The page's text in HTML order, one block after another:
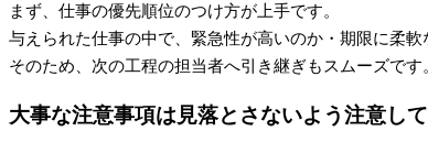
まず、仕事の優先順位のつけ方が上手です。
与えられた仕事の中で、緊急性が高いのか・期限に柔軟
そのため、次の工程の担当者へ引き継ぎもスムーズで
大事な注意事項は見落とさないよう注意し